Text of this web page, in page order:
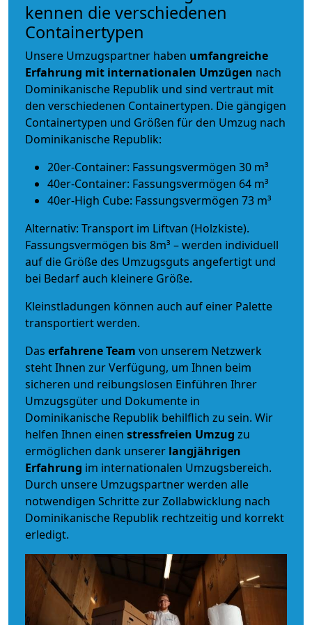
kennen die verschiedenen
Containertypen
Unsere Umzugspartner haben umfangreiche
Erfahrung mit internationalen Umzügen nach
Dominikanische Republik und sind vertraut mit
den verschiedenen Containertypen. Die gängigen
Containertypen und Größen für den Umzug nach
Dominikanische Republik:
20er-Container: Fassungsvermögen 30 m³
40er-Container: Fassungsvermögen 64 m³
40er-High Cube: Fassungsvermögen 73 m³
Alternativ: Transport im Liftvan (Holzkiste).
Fassungsvermögen bis 8m³ – werden individuell
auf die Größe des Umzugsguts angefertigt und
bei Bedarf auch kleinere Größe.
Kleinstladungen können auch auf einer Palette
transportiert werden.
Das erfahrene Team von unserem Netzwerk
steht Ihnen zur Verfügung, um Ihnen beim
sicheren und reibungslosen Einführen Ihrer
Umzugsgüter und Dokumente in
Dominikanische Republik behilflich zu sein. Wir
helfen Ihnen einen stressfreien Umzug zu
ermöglichen dank unserer langjährigen
Erfahrung im internationalen Umzugsbereich.
Durch unsere Umzugspartner werden alle
notwendigen Schritte zur Zollabwicklung nach
Dominikanische Republik rechtzeitig und korrekt
erledigt.